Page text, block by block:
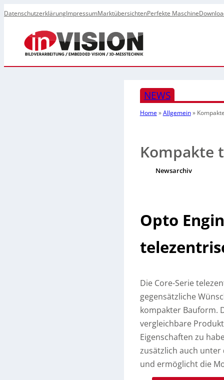
DatenschutzerklärungImpressumMarktübersichtenPerfekte Maschine
NEWS
Home»Allgemein»
Kompakte
Newsarchiv
Opto
Die Core-Serie
gegensätzliche
kompakter Bauform.
vergleichbare
Eigenschaften zu
zusätzlich auch
und ermöglicht die